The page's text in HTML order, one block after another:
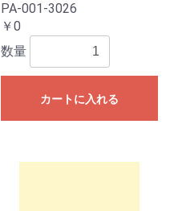
PA-001-3026
￥0
数量
カートに入れる